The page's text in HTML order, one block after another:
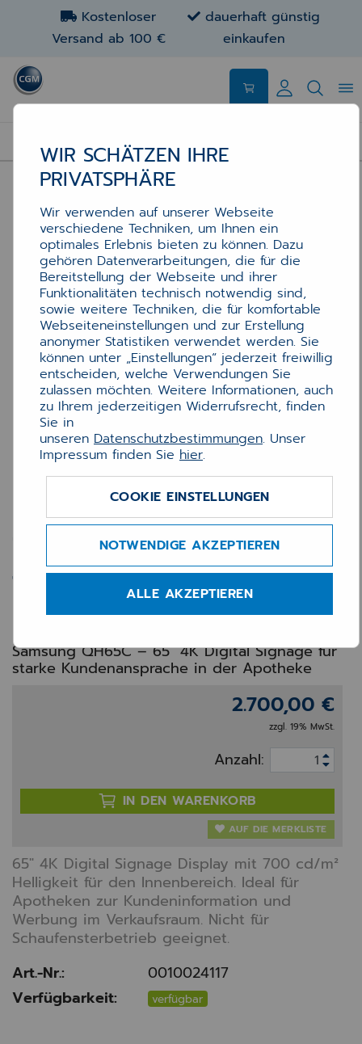
Kostenloser
Versand ab 100 €
dauerhaft günstig
einkaufen
Samsung QH65C 65" 4K
Digital Signage Display –
700 cd/m² für Apotheken
Innenbereich
Samsung QH65C – 65" 4K Digital Signage für
starke Kundenansprache in der Apotheke
2.700,00 €
zzgl. 19% MwSt.
Anzahl:
IN DEN WARENKORB
AUF DIE MERKLISTE
65" 4K Digital Signage Display mit 700 cd/m²
Helligkeit für den Innenbereich. Ideal für
Apotheken zur Kundeninformation und
Werbung im Verkaufsraum. Nicht für
Schaufensterbetrieb geeignet.
Art.-Nr.:
0010024117
Verfügbarkeit:
verfügbar
WIR SCHÄTZEN IHRE
PRIVATSPHÄRE
Wir verwenden auf unserer Webseite
verschiedene Techniken, um Ihnen ein
optimales Erlebnis bieten zu können. Dazu
gehören Datenverarbeitungen, die für die
Bereitstellung der Webseite und ihrer
Funktionalitäten technisch notwendig sind,
sowie weitere Techniken, die für komfortable
Webseiteneinstellungen und zur Erstellung
anonymer Statistiken verwendet werden. Sie
können unter „Einstellungen“ jederzeit freiwillig
entscheiden, welche Verwendungen Sie
zulassen möchten. Weitere Informationen, auch
zu Ihrem jederzeitigen Widerrufsrecht, finden
Sie in
unseren Datenschutzbestimmungen. Unser
Impressum finden Sie hier.
COOKIE EINSTELLUNGEN
NOTWENDIGE AKZEPTIEREN
ALLE AKZEPTIEREN